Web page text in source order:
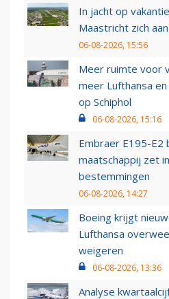
In jacht op
Maastricht zich
06-08-2026, 15:56
Meer ruimte voor
meer Lufthansa
op Schiphol
06-08-2026, 15:16
Embraer E195-E2
maatschappij zet
bestemmingen
06-08-2026, 14:27
Boeing krijgt
Lufthansa
weigeren
06-08-2026, 13:36
Analyse